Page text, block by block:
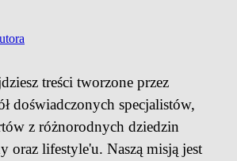
treści tworzone przez
doświadczonych specjalistów,
z różnorodnych dziedzin
oraz lifestyle'u. Naszą misją jest